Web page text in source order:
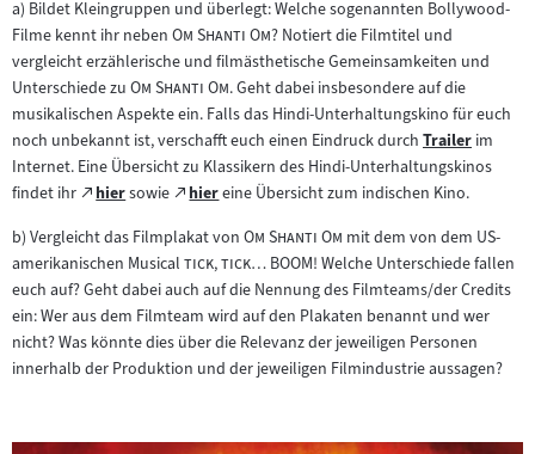
a) Bildet Kleingruppen und überlegt: Welche sogenannten Bollywood-
Filme kennt ihr neben "
Om Shanti Om"
? Notiert die Filmtitel und
vergleicht erzählerische und filmästhetische Gemeinsamkeiten und
Unterschiede zu "
Om Shanti Om". Geht dabei insbesondere auf die
musikalischen Aspekte ein. Falls das Hindi-Unterhaltungskino für euch
noch unbekannt ist, verschafft euch einen Eindruck durch Zum
Inhalt:
Trailer im
Internet. Eine Übersicht zu Klassikern des Hindi-Unterhaltungskinos
findet ihr
Zum
Inhalt:
hier
(öffnet
im
neuen
Tab)
sowie
Zum
Inhalt:
hier
(öffnet
im
neuen
Tab)
eine Übersicht zum indischen Kino.
b) Vergleicht das Filmplakat von "
Om Shanti Om "mit dem von dem US-
amerikanischen Musical "
tick, tick… BOOM! "Welche Unterschiede fallen
euch auf? Geht dabei auch auf die Nennung des Filmteams/der Credits
ein: Wer aus dem Filmteam wird auf den Plakaten benannt und wer
nicht? Was könnte dies über die Relevanz der jeweiligen Personen
innerhalb der Produktion und der jeweiligen Filmindustrie aussagen?